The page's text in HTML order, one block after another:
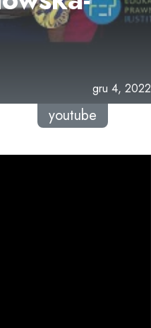
gru 4, 2022
youtube